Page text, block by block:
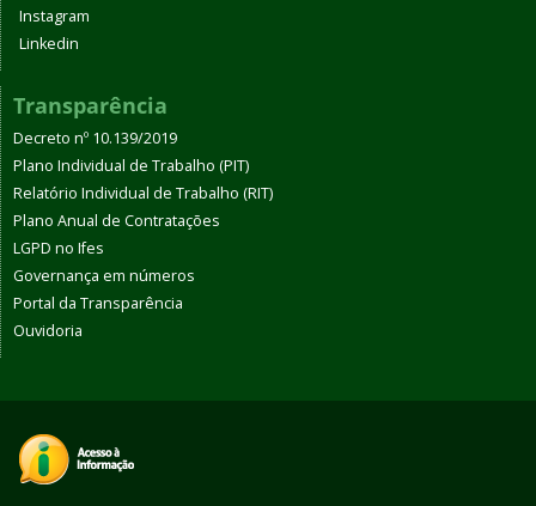
Instagram
Linkedin
Transparência
Decreto nº 10.139/2019
Plano Individual de Trabalho (PIT)
Relatório Individual de Trabalho (RIT)
Plano Anual de Contratações
LGPD no Ifes
Governança em números
Portal da Transparência
Ouvidoria